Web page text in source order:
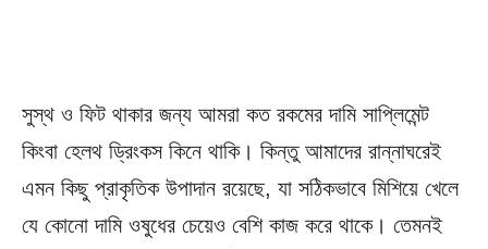
সুস্থ ও ফিট থাকার জন্য আমরা কত রকমের দামি সাপ্লিমেন্ট
কিংবা হেলথ ড্রিংকস কিনে থাকি। কিন্তু আমাদের রান্নাঘরেই
এমন কিছু প্রাকৃতিক উপাদান রয়েছে, যা সঠিকভাবে মিশিয়ে খেলে
যে কোনো দামি ওষুধের চেয়েও বেশি কাজ করে থাকে। তেমনই